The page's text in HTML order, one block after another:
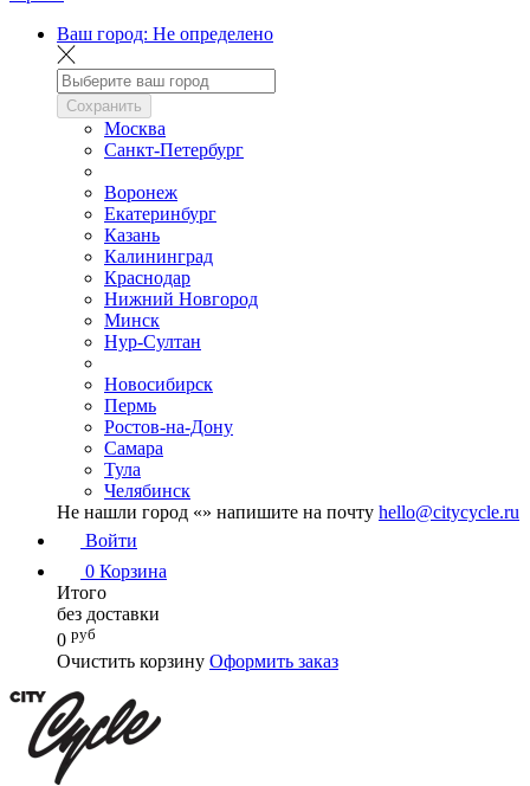
Ваш город: Не определено
Сохранить
Москва
Санкт-Петербург
Воронеж
Екатеринбург
Казань
Калининград
Краснодар
Нижний Новгород
Минск
Нур-Султан
Новосибирск
Пермь
Ростов-на-Дону
Самара
Тула
Челябинск
Не нашли город «» напишите на почту hello@citycycle.ru
Войти
0 Корзина
Итого
без доставки
0 руб
Очистить корзину Оформить заказ